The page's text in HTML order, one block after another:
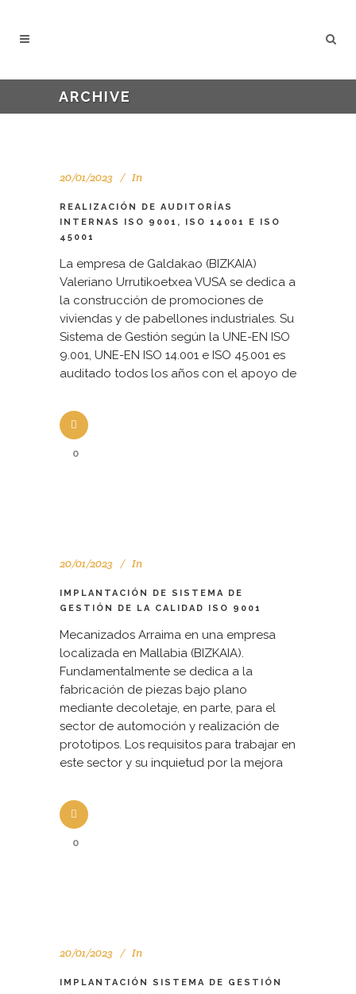
ARCHIVE
20/01/2023 In
REALIZACIÓN DE AUDITORÍAS
INTERNAS ISO 9001, ISO 14001 E ISO
45001
La empresa de Galdakao (BIZKAIA)
Valeriano Urrutikoetxea VUSA se dedica a
la construcción de promociones de
viviendas y de pabellones industriales. Su
Sistema de Gestión según la UNE-EN ISO
9.001, UNE-EN ISO 14.001 e ISO 45.001 es
auditado todos los años con el apoyo de
0
20/01/2023 In
IMPLANTACIÓN DE SISTEMA DE
GESTIÓN DE LA CALIDAD ISO 9001
Mecanizados Arraima en una empresa
localizada en Mallabia (BIZKAIA).
Fundamentalmente se dedica a la
fabricación de piezas bajo plano
mediante decoletaje, en parte, para el
sector de automoción y realización de
prototipos. Los requisitos para trabajar en
este sector y su inquietud por la mejora
0
20/01/2023 In
IMPLANTACIÓN SISTEMA DE GESTIÓN